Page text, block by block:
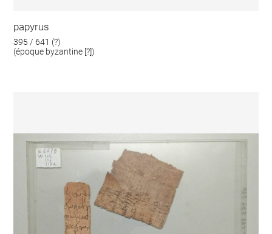
papyrus
395 / 641 (?)
(époque byzantine [?])